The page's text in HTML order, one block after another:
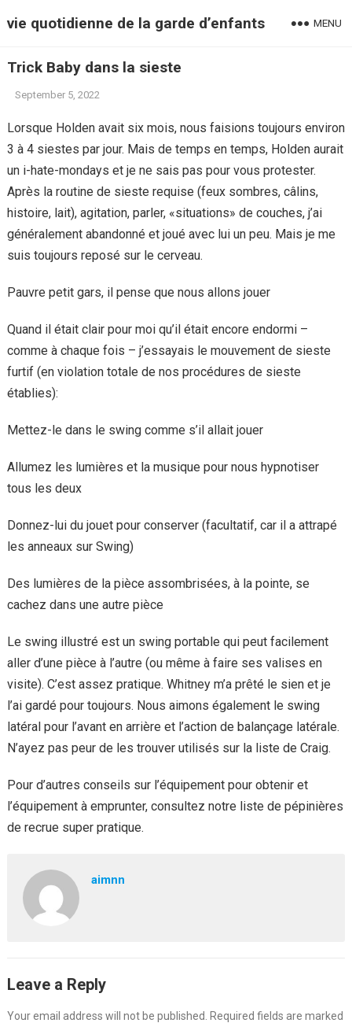
vie quotidienne de la garde d’enfants MENU
Trick Baby dans la sieste
September 5, 2022
Lorsque Holden avait six mois, nous faisions toujours environ
3 à 4 siestes par jour. Mais de temps en temps, Holden aurait
un i-hate-mondays et je ne sais pas pour vous protester.
Après la routine de sieste requise (feux sombres, câlins,
histoire, lait), agitation, parler, «situations» de couches, j’ai
généralement abandonné et joué avec lui un peu. Mais je me
suis toujours reposé sur le cerveau.
Pauvre petit gars, il pense que nous allons jouer
Quand il était clair pour moi qu’il était encore endormi –
comme à chaque fois – j’essayais le mouvement de sieste
furtif (en violation totale de nos procédures de sieste
établies):
Mettez-le dans le swing comme s’il allait jouer
Allumez les lumières et la musique pour nous hypnotiser
tous les deux
Donnez-lui du jouet pour conserver (facultatif, car il a attrapé
les anneaux sur Swing)
Des lumières de la pièce assombrisées, à la pointe, se
cachez dans une autre pièce
Le swing illustré est un swing portable qui peut facilement
aller d’une pièce à l’autre (ou même à faire ses valises en
visite). C’est assez pratique. Whitney m’a prêté le sien et je
l’ai gardé pour toujours. Nous aimons également le swing
latéral pour l’avant en arrière et l’action de balançage latérale.
N’ayez pas peur de les trouver utilisés sur la liste de Craig.
Pour d’autres conseils sur l’équipement pour obtenir et
l’équipement à emprunter, consultez notre liste de pépinières
de recrue super pratique.
aimnn
Leave a Reply
Your email address will not be published.
Required fields are marked